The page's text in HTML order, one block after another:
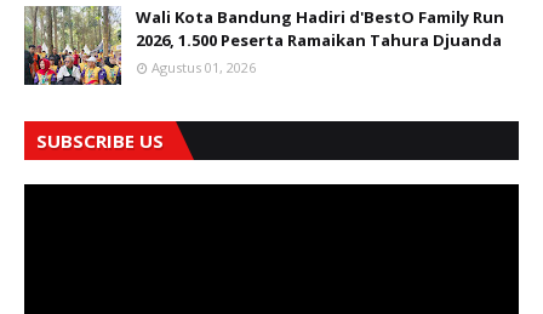
Wali Kota Bandung Hadiri d'BestO Family Run
2026, 1.500 Peserta Ramaikan Tahura Djuanda
Agustus 01, 2026
SUBSCRIBE US